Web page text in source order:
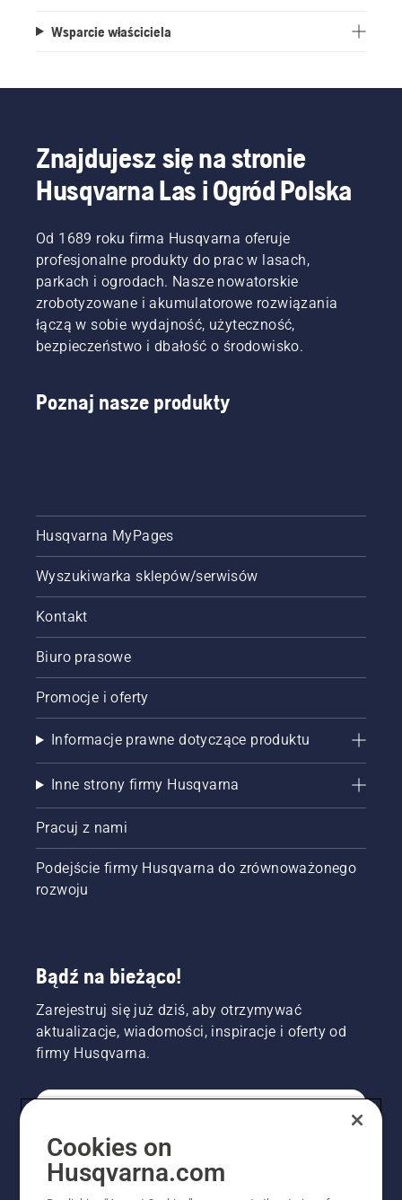
Wsparcie właściciela
Znajdujesz się na stronie
Husqvarna Las i Ogród Polska
Od 1689 roku firma Husqvarna oferuje
profesjonalne produkty do prac w lasach,
parkach i ogrodach. Nasze nowatorskie
zrobotyzowane i akumulatorowe rozwiązania
łączą w sobie wydajność, użyteczność,
bezpieczeństwo i dbałość o środowisko.
Poznaj nasze produkty
Husqvarna MyPages
Wyszukiwarka sklepów/serwisów
Kontakt
Biuro prasowe
Promocje i oferty
Informacje prawne dotyczące produktu
Inne strony firmy Husqvarna
Pracuj z nami
Podejście firmy Husqvarna do zrównoważonego
rozwoju
Bądź na bieżąco!
Zarejestruj się już dziś, aby otrzymywać
aktualizacje, wiadomości, inspiracje i oferty od
firmy Husqvarna.
PROFESJONALISTA
Cookies on
Husqvarna.com